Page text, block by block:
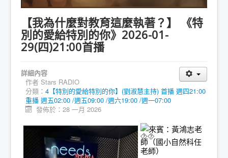
【我為什麼對教育這麼執著？】 《特
別的愛給特別的你》2026-01-
29(四)21:00首播
詳細內容
作者 Stars RADIO
分類： 4【特別的愛給特別的你】(劉淑慧主持) 首播 週四21:00
重播 週五02:00 /週五09:00 /週六19:00 /週一07:00
發佈於：28 一月 2026
來賓：黃鴻志老
師（國小自然科任
老師）